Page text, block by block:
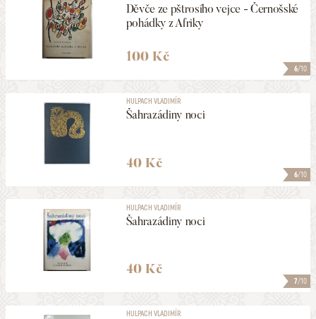
6/10
Děvče ze pštrosího vejce - Černošské
pohádky z Afriky
100 Kč
6/10
HULPACH VLADIMÍR
Šahrazádiny noci
40 Kč
7/10
HULPACH VLADIMÍR
Šahrazádiny noci
40 Kč
HULPACH VLADIMÍR